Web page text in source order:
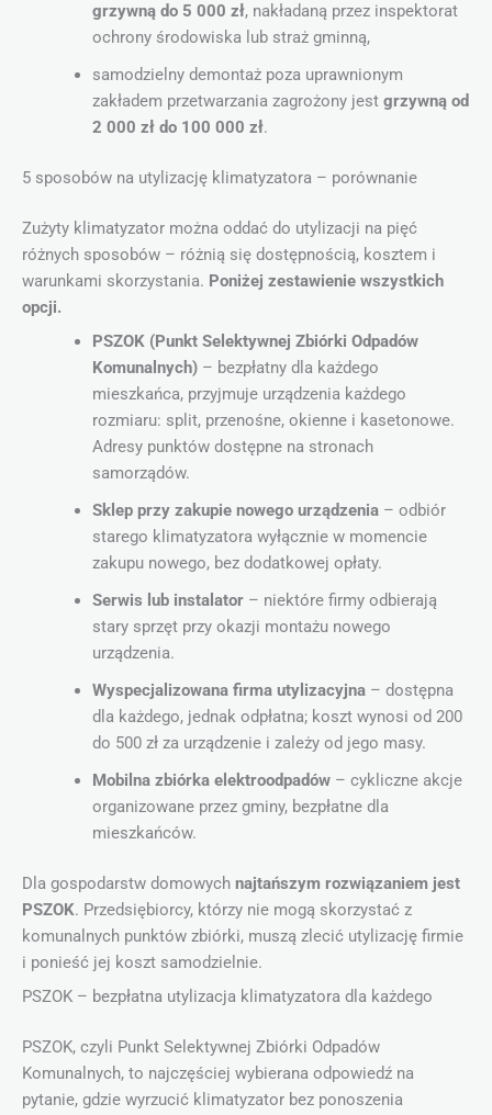
grzywną do 5 000 zł, nakładaną przez inspektorat
ochrony środowiska lub straż gminną,
samodzielny demontaż poza uprawnionym
zakładem przetwarzania zagrożony jest grzywną od
2 000 zł do 100 000 zł.
5 sposobów na utylizację klimatyzatora – porównanie
Zużyty klimatyzator można oddać do utylizacji na pięć
różnych sposobów – różnią się dostępnością, kosztem i
warunkami skorzystania. Poniżej zestawienie wszystkich
opcji.
PSZOK (Punkt Selektywnej Zbiórki Odpadów
Komunalnych)– bezpłatny dla każdego
mieszkańca, przyjmuje urządzenia każdego
rozmiaru: split, przenośne, okienne i kasetonowe.
Adresy punktów dostępne na stronach
samorządów.
Sklep przy zakupie nowego urządzenia– odbiór
starego klimatyzatora wyłącznie w momencie
zakupu nowego, bez dodatkowej opłaty.
Serwis lub instalator– niektóre firmy odbierają
stary sprzęt przy okazji montażu nowego
urządzenia.
Wyspecjalizowana firma utylizacyjna– dostępna
dla każdego, jednak odpłatna; koszt wynosi od 200
do 500 zł za urządzenie i zależy od jego masy.
Mobilna zbiórka elektroodpadów– cykliczne akcje
organizowane przez gminy, bezpłatne dla
mieszkańców.
Dla gospodarstw domowych najtańszym rozwiązaniem jest
PSZOK. Przedsiębiorcy, którzy nie mogą skorzystać z
komunalnych punktów zbiórki, muszą zlecić utylizację firmie
i ponieść jej koszt samodzielnie.
PSZOK – bezpłatna utylizacja klimatyzatora dla każdego
PSZOK, czyli Punkt Selektywnej Zbiórki Odpadów
Komunalnych, to najczęściej wybierana odpowiedź na
pytanie, gdzie wyrzucić klimatyzator bez ponoszenia